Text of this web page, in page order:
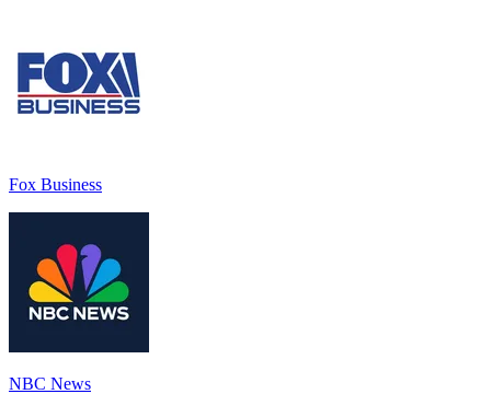
Fox Business
NBC News